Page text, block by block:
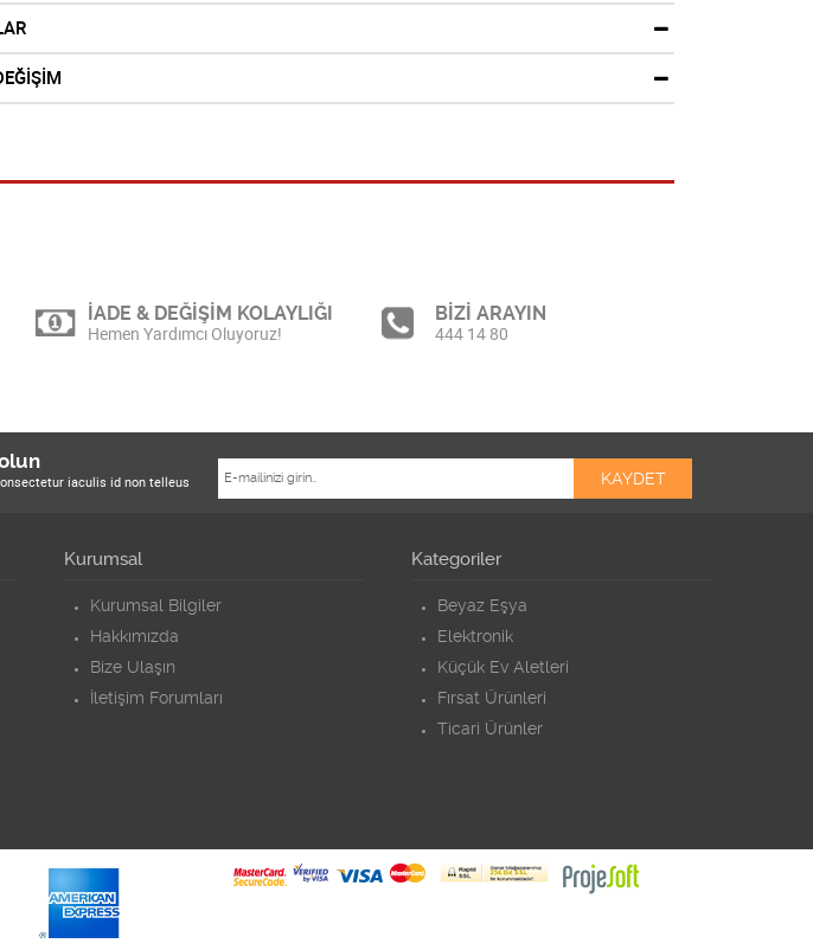
İADE & DEĞİŞİM KOLAYLIĞI
Hemen Yardımcı Oluyoruz!
BİZİ ARAYIN
444 14 80
iaculis id non telleus
Kurumsal
Kurumsal Bilgiler
Hakkımızda
Bize Ulaşın
İletişim Forumları
Kategoriler
Beyaz Eşya
Elektronik
Küçük Ev Aletleri
Fırsat Ürünleri
Ticari Ürünler